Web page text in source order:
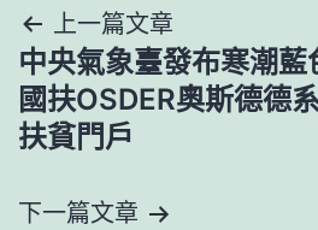
文
章
導
覽
上一篇文章
中央氣象臺發布寒潮
國扶OSDER奧斯德德
扶貧門戶
下一篇文章